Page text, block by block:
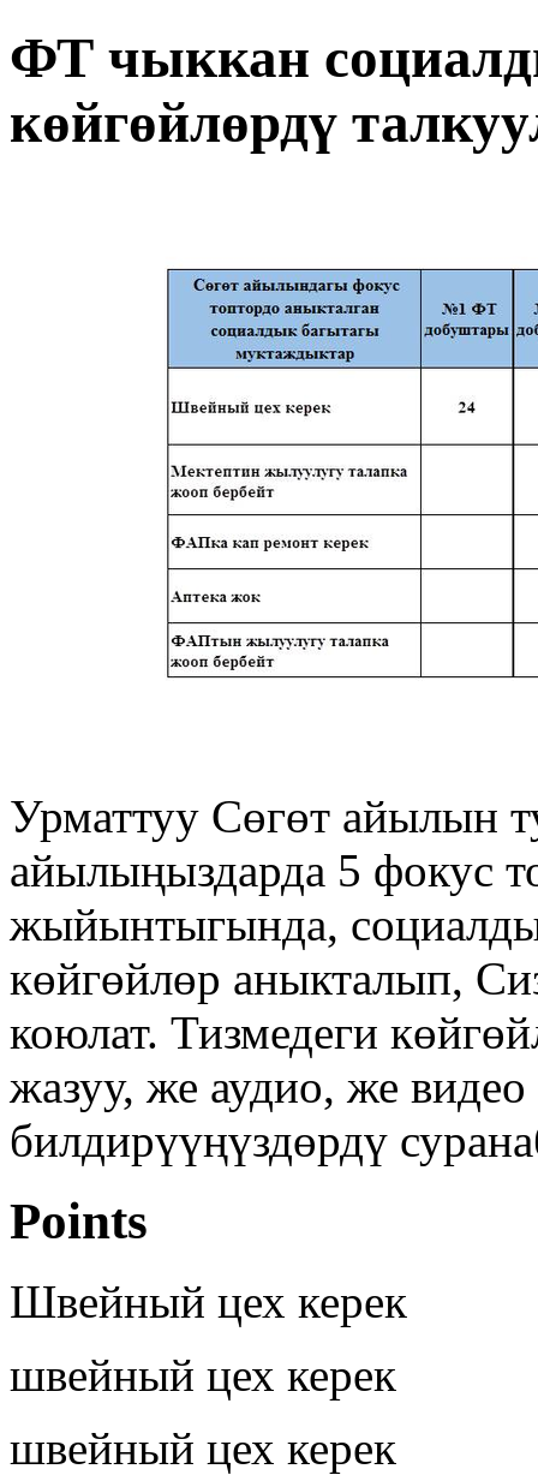
ФТ чыккан
көйгөйлөрдү
Урматтуу Сөгөт айылын
айылыңыздарда 5 фокус
жыйынтыгында,
көйгөйлөр аныкталып,
коюлат. Тизмедеги
жазуу, же аудио, же
билдирүүңүздөрдү
Points
Швейный цех керек
швейный цех керек
швейный цех керек